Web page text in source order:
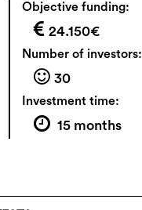
Objective funding:
24.150€
Number of investors:
30
Investment time:
15 months